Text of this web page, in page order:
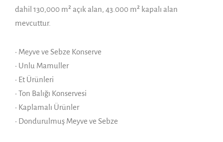
dahil 130,000 m² açık alan, 43.000 m² kapalı alan
mevcuttur.
• Meyve ve Sebze Konserve
• Unlu Mamuller
• Et Ürünleri
• Ton Balığı Konservesi
• Kaplamalı Ürünler
• Dondurulmuş Meyve ve Sebze